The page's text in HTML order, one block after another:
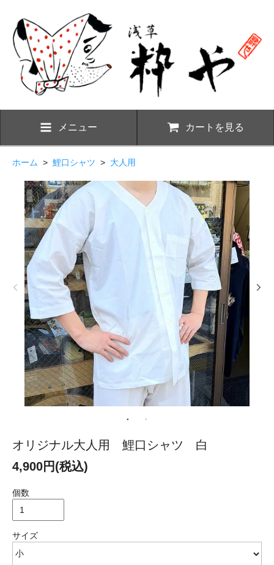
メニュー カートを見る
ホーム > 鯉口シャツ > 大人用
オリジナル大人用 鯉口シャツ 白
4,900円(税込)
個数
サイズ